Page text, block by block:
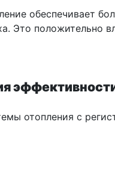
обеспечивает
Это положительно
отопления с